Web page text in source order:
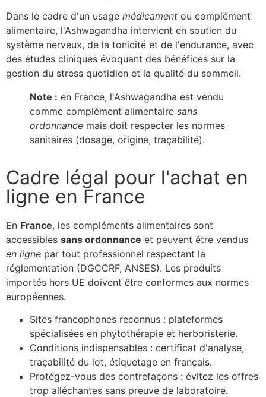
Dans le cadre d'un usage médicament ou complément
alimentaire, l'Ashwagandha intervient en soutien du
système nerveux, de la tonicité et de l'endurance, avec
des études cliniques évoquant des bénéfices sur la
gestion du stress quotidien et la qualité du sommeil.
Note : en France, l'Ashwagandha est vendu
comme complément alimentaire sans
ordonnance mais doit respecter les normes
sanitaires (dosage, origine, traçabilité).
Cadre légal pour l'achat en
ligne en France
En France, les compléments alimentaires sont
accessibles sans ordonnance et peuvent être vendus
en ligne par tout professionnel respectant la
réglementation (DGCCRF, ANSES). Les produits
importés hors UE doivent être conformes aux normes
européennes.
Sites francophones reconnus : plateformes
spécialisées en phytothérapie et herboristerie.
Conditions indispensables : certificat d'analyse,
traçabilité du lot, étiquetage en français.
Protégez-vous des contrefaçons : évitez les offres
trop alléchantes sans preuve de laboratoire.